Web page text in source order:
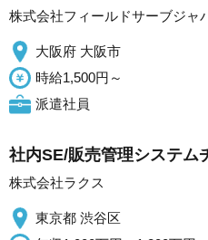
株式会社フィールドサーブジャ
大阪府 大阪市
時給1,500円～
派遣社員
社内SE/販売管理システム
株式会社ラクス
東京都 渋谷区